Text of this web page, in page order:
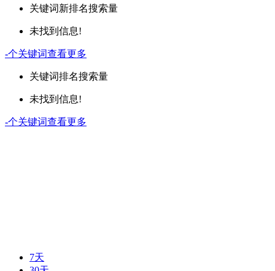
关键词新排名搜索量
未找到信息!
-个关键词查看更多
关键词排名搜索量
未找到信息!
-个关键词查看更多
7天